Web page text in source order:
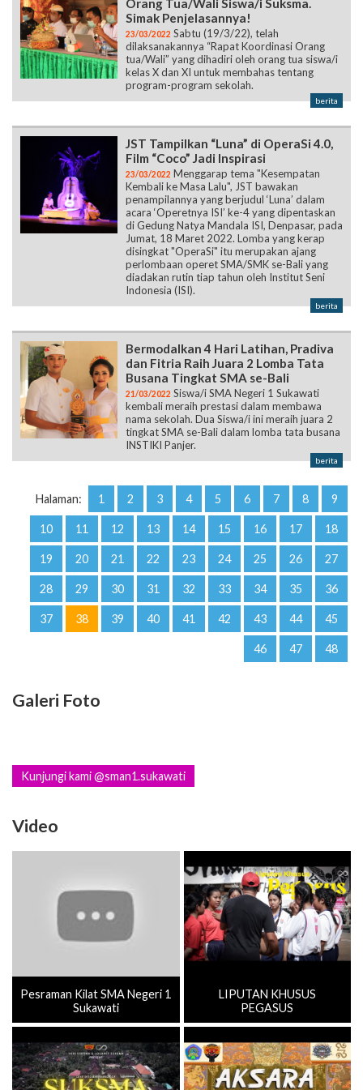
Orang Tua/Wali Siswa/i Suksma.
Simak Penjelasannya!
23/03/2022 Sabtu (19/3/22), telah
dilaksanakannya “Rapat Koordinasi Orang
tua/Wali” yang dihadiri oleh orang tua siswa/i
kelas X dan XI untuk membahas tentang
program-program sekolah.
berita
JST Tampilkan “Luna” di OperaSi 4.0,
Film “Coco” Jadi Inspirasi
23/03/2022 Menggarap tema "Kesempatan
Kembali ke Masa Lalu", JST bawakan
penampilannya yang berjudul ‘Luna’ dalam
acara ‘Operetnya ISI’ ke-4 yang dipentaskan
di Gedung Natya Mandala ISI, Denpasar, pada
Jumat, 18 Maret 2022. Lomba yang kerap
disingkat "OperaSi" itu merupakan ajang
perlombaan operet SMA/SMK se-Bali yang
diadakan rutin tiap tahun oleh Institut Seni
Indonesia (ISI).
berita
Bermodalkan 4 Hari Latihan, Pradiva
dan Fitria Raih Juara 2 Lomba Tata
Busana Tingkat SMA se-Bali
21/03/2022 Siswa/i SMA Negeri 1 Sukawati
kembali meraih prestasi dalam membawa
nama sekolah. Dua Siswa/i ini meraih juara 2
tingkat SMA se-Bali dalam lomba tata busana
INSTIKI Panjer.
berita
Halaman: 1 2 3 4 5 6 7 8 9
10 11 12 13 14 15 16 17 18
19 20 21 22 23 24 25 26 27
28 29 30 31 32 33 34 35 36
37 38 39 40 41 42 43 44 45
46 47 48
Galeri Foto
Kunjungi kami @sman1.sukawati
Video
Pesraman Kilat SMA Negeri 1
Sukawati
LIPUTAN KHUSUS
PEGASUS